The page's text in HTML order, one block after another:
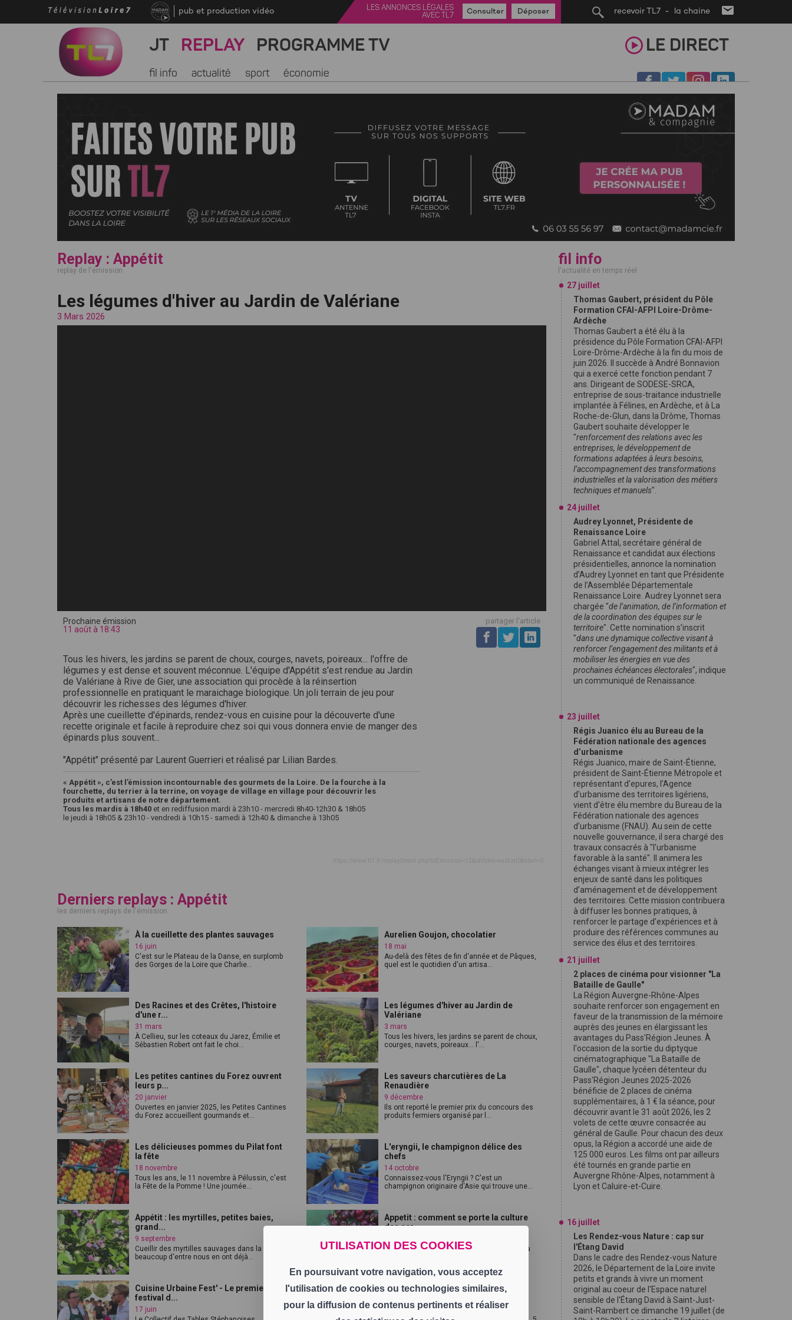
UTILISATION DES COOKIES
En poursuivant votre navigation, vous acceptez
l'utilisation de cookies ou technologies similaires,
pour la diffusion de contenus pertinents et réaliser
recevoir TL7 - la chaine
pub et production vidéo
LES ANNONCES LÉGALES
AVEC TL7
Consulter Déposer
JT REPLAY PROGRAMME TV LE DIRECT
fil info actualité sport économie
Replay : Appétit
replay de l'émission
Les légumes d'hiver au Jardin de Valériane
3 Mars 2026
Prochaine émission
11 août à 18:43
partager l'article
Tous les hivers, les jardins se parent de choux, courges, navets, poireaux... l'offre de
légumes y est dense et souvent méconnue. L'équipe d'Appétit s'est rendue au Jardin
de Valériane à Rive de Gier, une association qui procède à la réinsertion
professionnelle en pratiquant le maraichage biologique. Un joli terrain de jeu pour
découvrir les richesses des légumes d'hiver.
Après une cueillette d'épinards, rendez-vous en cuisine pour la découverte d'une
recette originale et facile à reproduire chez soi qui vous donnera envie de manger des
épinards plus souvent...
"Appétit" présenté par Laurent Guerrieri et réalisé par Lilian Bardes.
« Appétit », c’est l’émission incontournable des gourmets de la Loire. De la fourche à la
fourchette, du terrier à la terrine, on voyage de village en village pour découvrir les
produits et artisans de notre département.
Tous les mardis à 18h40 et en rediffusion mardi à 23h10 - mercredi 8h40-12h30 & 18h05
le jeudi à 18h05 & 23h10 - vendredi à 10h15 - samedi à 12h40 & dimanche à 13h05
Derniers replays : Appétit
les derniers replays de l'émission
À la cueillette des plantes sauvages
16 juin
C'est sur le Plateau de la Danse, en surplomb
des Gorges de la Loire que Charlie...
Aurelien Goujon, chocolatier
18 mai
Au-delà des fêtes de fin d'année et de Pâques,
quel est le quotidien d'un artisa...
Des Racines et des Crêtes, l'histoire
d'une r...
31 mars
À Cellieu, sur les coteaux du Jarez, Émilie et
Sébastien Robert ont fait le choi...
Les légumes d'hiver au Jardin de
Valériane
3 mars
Tous les hivers, les jardins se parent de choux,
courges, navets, poireaux... l'...
Les petites cantines du Forez ouvrent
leurs p...
20 janvier
Ouvertes en janvier 2025, les Petites Cantines
du Forez accueillent gourmands et...
Les saveurs charcutières de La
Renaudière
9 décembre
Ils ont reporté le premier prix du concours des
produits fermiers organisé par l...
Les délicieuses pommes du Pilat font
la fête
18 novembre
Tous les ans, le 11 novembre à Pélussin, c'est
la Fête de la Pomme ! Une journée...
L'eryngii, le champignon délice des
chefs
14 octobre
Connaissez-vous l'Eryngii ? C'est un
champignon originaire d'Asie qui trouve une...
Appétit : les myrtilles, petites baies,
grand...
9 septembre
Cueillir des myrtilles sauvages dans la Loire,
beaucoup d'entre nous en ont déjà...
Appetit : comment se porte la culture
des cer...
Bienvenue à Cellieu, capitale ligérienne de la
Cuisine Urbaine Fest' - Le premier
festival d...
17 juin
Immersion dans le concours Popote
12 mai
fil info
l'actualité en temps réel
27 juillet
Thomas Gaubert, président du Pôle
Formation CFAI-AFPI Loire-Drôme-
Ardèche
Thomas Gaubert a été élu à la
présidence du Pôle Formation CFAI-AFPI
Loire-Drôme-Ardèche à la fin du mois de
juin 2026. Il succède à André Bonnavion
qui a exercé cette fonction pendant 7
ans. Dirigeant de SODESE-SRCA,
entreprise de sous-traitance industrielle
implantée à Félines, en Ardèche, et à La
Roche-de-Glun, dans la Drôme, Thomas
Gaubert souhaite développer le
"renforcement des relations avec les
entreprises, le développement de
formations adaptées à leurs besoins,
l’accompagnement des transformations
industrielles et la valorisation des métiers
techniques et manuels".
24 juillet
Audrey Lyonnet, Présidente de
Renaissance Loire
Gabriel Attal, secrétaire général de
Renaissance et candidat aux élections
présidentielles, annonce la nomination
d’Audrey Lyonnet en tant que Présidente
de l’Assemblée Départementale
Renaissance Loire. Audrey Lyonnet sera
chargée "de l’animation, de l’information et
de la coordination des équipes sur le
territoire". Cette nomination s’inscrit
"dans une dynamique collective visant à
renforcer l’engagement des militants et à
mobiliser les énergies en vue des
prochaines échéances électorales", indique
un communiqué de Renaissance.
23 juillet
Régis Juanico élu au Bureau de la
Fédération nationale des agences
d’urbanisme
Régis Juanico, maire de Saint-Étienne,
président de Saint-Étienne Métropole et
représentant d’epures, l’Agence
d’urbanisme des territoires ligériens,
vient d'être élu membre du Bureau de la
Fédération nationale des agences
d’urbanisme (FNAU). Au sein de cette
nouvelle gouvernance, il sera chargé des
travaux consacrés à "l’urbanisme
favorable à la santé". Il animera les
échanges visant à mieux intégrer les
enjeux de santé dans les politiques
d’aménagement et de développement
des territoires. Cette mission contribuera
à diffuser les bonnes pratiques, à
renforcer le partage d’expériences et à
produire des références communes au
service des élus et des territoires.
21 juillet
2 places de cinéma pour visionner "La
Bataille de Gaulle"
La Région Auvergne-Rhône-Alpes
souhaite renforcer son engagement en
faveur de la transmission de la mémoire
auprès des jeunes en élargissant les
avantages du Pass'Région Jeunes. À
l'occasion de la sortie du diptyque
cinématographique "La Bataille de
Gaulle", chaque lycéen détenteur du
Pass'Région Jeunes 2025-2026
bénéficie de 2 places de cinéma
supplémentaires, à 1 € la séance, pour
découvrir avant le 31 août 2026, les 2
volets de cette œuvre consacrée au
général de Gaulle. Pour chacun des deux
opus, la Région a accordé une aide de
125 000 euros. Les films ont par ailleurs
été tournés en grande partie en
Auvergne Rhône-Alpes, notamment à
Lyon et Caluire-et-Cuire.
16 juillet
Les Rendez-vous Nature : cap sur
l'Étang David
Dans le cadre des Rendez-vous Nature
2026, le Département de la Loire invite
petits et grands à vivre un moment
original au coeur de l'Espace naturel
sensible de l'Étang David à Saint-Just-
Saint-Rambert ce dimanche 19 juillet (de